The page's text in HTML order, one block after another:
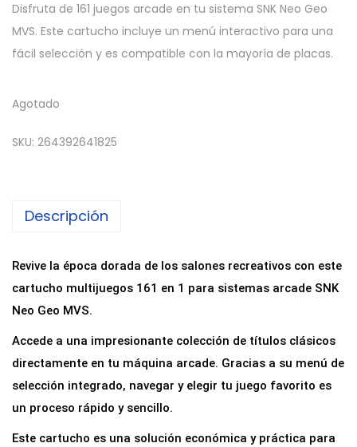
Disfruta de 161 juegos arcade en tu sistema SNK Neo Geo
MVS. Este cartucho incluye un menú interactivo para una
fácil selección y es compatible con la mayoría de placas.
Agotado
SKU: 264392641825
Descripción
Revive la época dorada de los salones recreativos con este
cartucho multijuegos 161 en 1 para sistemas arcade SNK
Neo Geo MVS.
Accede a una impresionante colección de títulos clásicos
directamente en tu máquina arcade. Gracias a su menú de
selección integrado, navegar y elegir tu juego favorito es
un proceso rápido y sencillo.
Este cartucho es una solución económica y práctica para